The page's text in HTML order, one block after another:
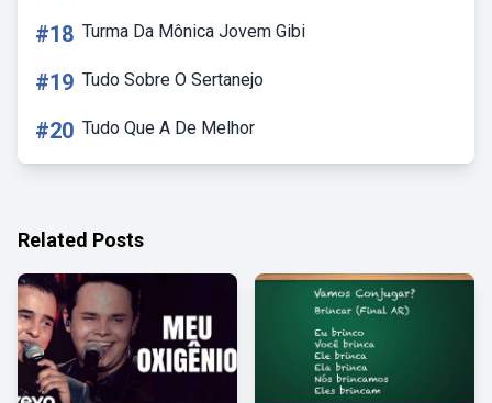
#18 Turma Da Mônica Jovem Gibi
#19 Tudo Sobre O Sertanejo
#20 Tudo Que A De Melhor
Related Posts